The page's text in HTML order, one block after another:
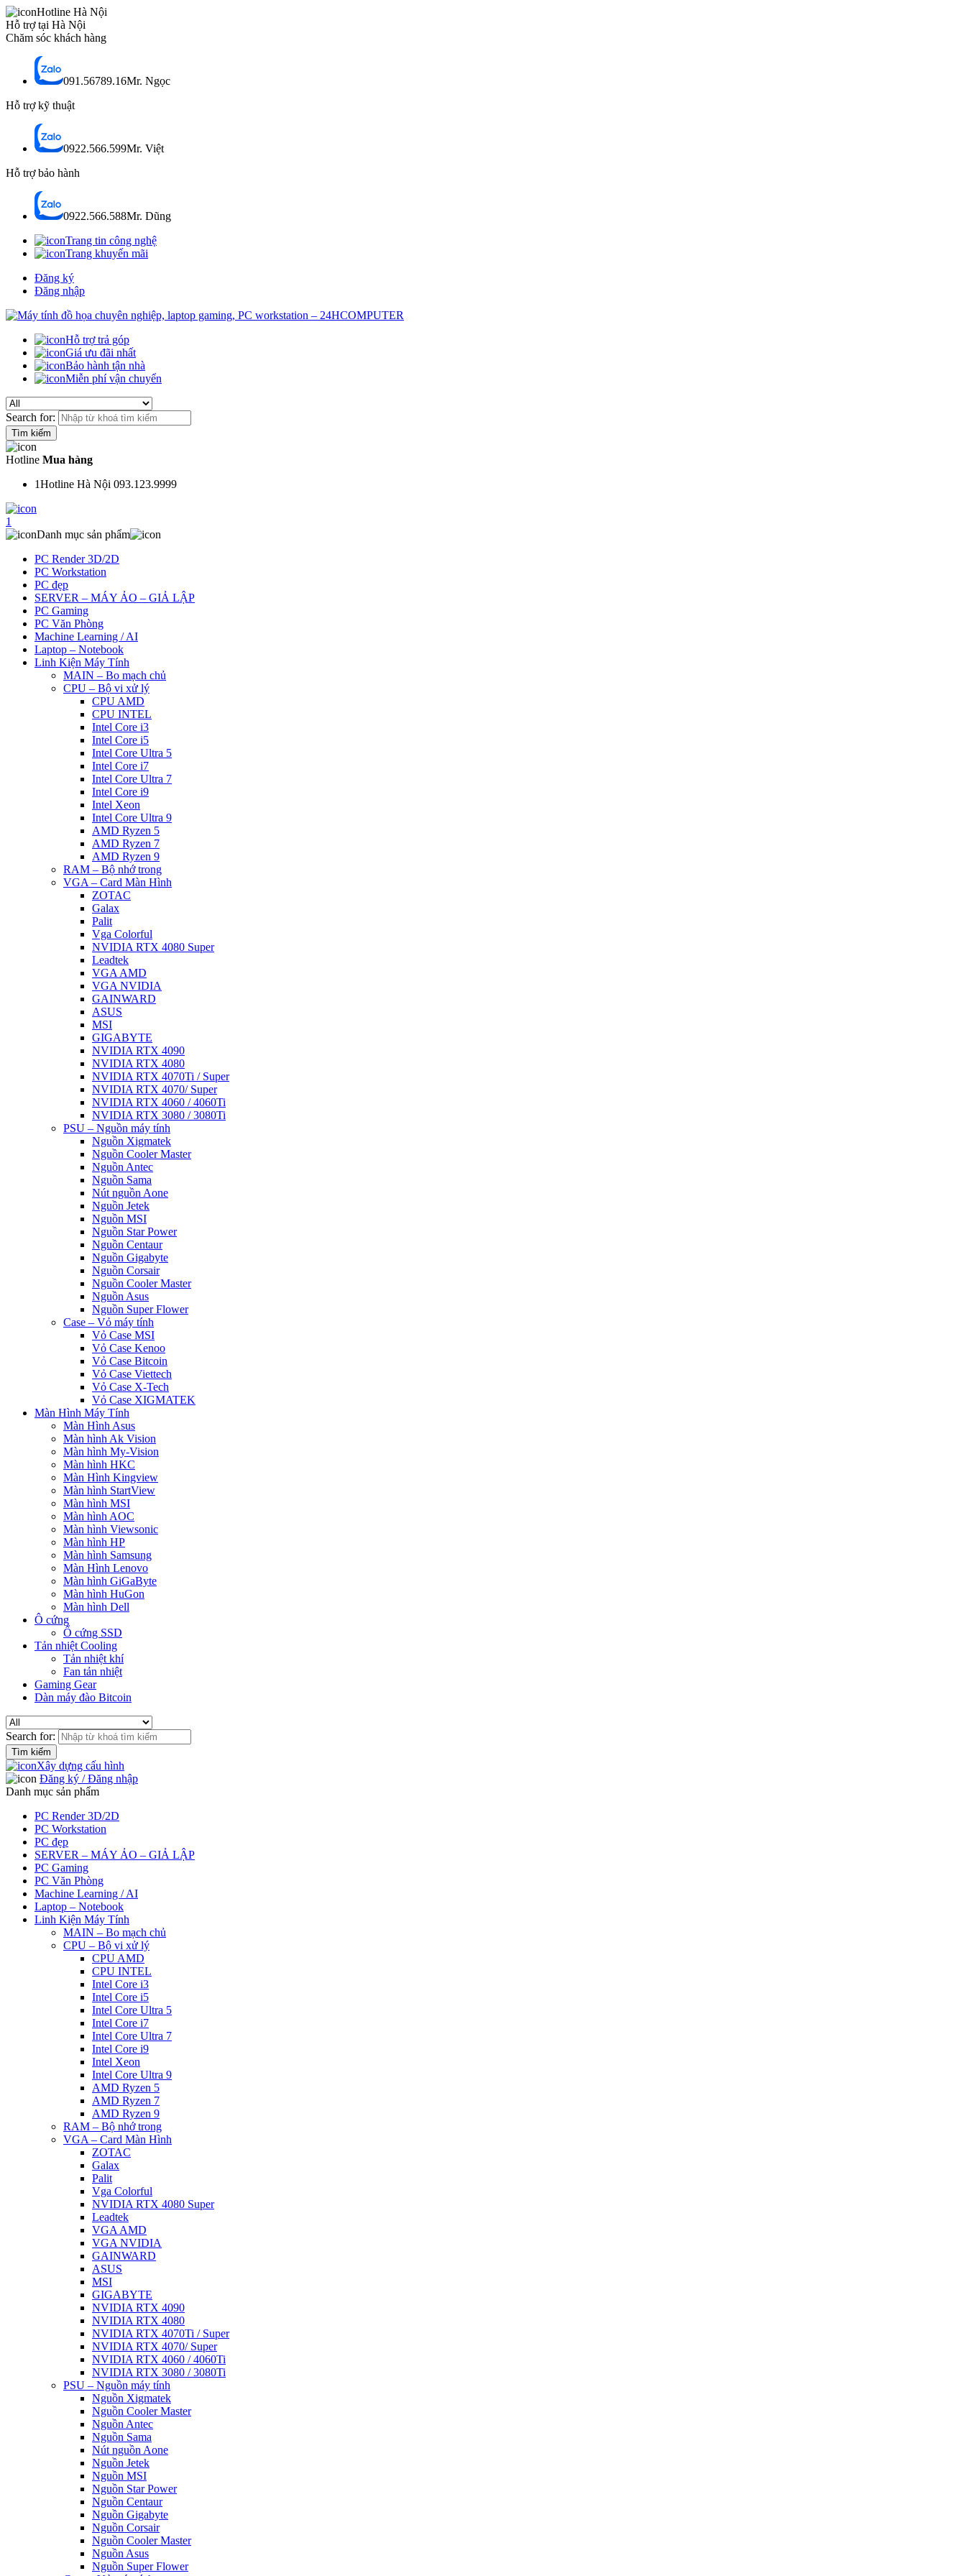
Hotline Hà Nội
Hỗ trợ tại Hà Nội
Chăm sóc khách hàng
091.56789.16Mr. Ngọc
Hỗ trợ kỹ thuật
0922.566.599Mr. Việt
Hỗ trợ bảo hành
0922.566.588Mr. Dũng
Trang tin công nghệ
Trang khuyến mãi
Đăng ký
Đăng nhập
Hỗ trợ trả góp
Giá ưu đãi nhất
Bảo hành tận nhà
Miễn phí vận chuyển
Search for:
Hotline Mua hàng
1Hotline Hà Nội 093.123.9999
1
Danh mục sản phẩm
PC Render 3D/2D
PC Workstation
PC đẹp
SERVER – MÁY ẢO – GIẢ LẬP
PC Gaming
PC Văn Phòng
Machine Learning / AI
Laptop – Notebook
Linh Kiện Máy Tính
MAIN – Bo mạch chủ
CPU – Bộ vi xử lý
CPU AMD
CPU INTEL
Intel Core i3
Intel Core i5
Intel Core Ultra 5
Intel Core i7
Intel Core Ultra 7
Intel Core i9
Intel Xeon
Intel Core Ultra 9
AMD Ryzen 5
AMD Ryzen 7
AMD Ryzen 9
RAM – Bộ nhớ trong
VGA – Card Màn Hình
ZOTAC
Galax
Palit
Vga Colorful
NVIDIA RTX 4080 Super
Leadtek
VGA AMD
VGA NVIDIA
GAINWARD
ASUS
MSI
GIGABYTE
NVIDIA RTX 4090
NVIDIA RTX 4080
NVIDIA RTX 4070Ti / Super
NVIDIA RTX 4070/ Super
NVIDIA RTX 4060 / 4060Ti
NVIDIA RTX 3080 / 3080Ti
PSU – Nguồn máy tính
Nguồn Xigmatek
Nguồn Cooler Master
Nguồn Antec
Nguồn Sama
Nút nguồn Aone
Nguồn Jetek
Nguồn MSI
Nguồn Star Power
Nguồn Centaur
Nguồn Gigabyte
Nguồn Corsair
Nguồn Cooler Master
Nguồn Asus
Nguồn Super Flower
Case – Vỏ máy tính
Vỏ Case MSI
Vỏ Case Kenoo
Vỏ Case Bitcoin
Vỏ Case Viettech
Vỏ Case X-Tech
Vỏ Case XIGMATEK
Màn Hình Máy Tính
Màn Hình Asus
Màn hình Ak Vision
Màn hình My-Vision
Màn hình HKC
Màn Hình Kingview
Màn hình StartView
Màn hình MSI
Màn hình AOC
Màn hình Viewsonic
Màn hình HP
Màn hình Samsung
Màn Hình Lenovo
Màn hình GiGaByte
Màn hình HuGon
Màn hình Dell
Ô cứng
Ổ cứng SSD
Tản nhiệt Cooling
Tản nhiệt khí
Fan tản nhiệt
Gaming Gear
Dàn máy đào Bitcoin
Search for:
Xây dựng cấu hình
Đăng ký / Đăng nhập
Danh mục sản phẩm
PC Render 3D/2D
PC Workstation
PC đẹp
SERVER – MÁY ẢO – GIẢ LẬP
PC Gaming
PC Văn Phòng
Machine Learning / AI
Laptop – Notebook
Linh Kiện Máy Tính
MAIN – Bo mạch chủ
CPU – Bộ vi xử lý
CPU AMD
CPU INTEL
Intel Core i3
Intel Core i5
Intel Core Ultra 5
Intel Core i7
Intel Core Ultra 7
Intel Core i9
Intel Xeon
Intel Core Ultra 9
AMD Ryzen 5
AMD Ryzen 7
AMD Ryzen 9
RAM – Bộ nhớ trong
VGA – Card Màn Hình
ZOTAC
Galax
Palit
Vga Colorful
NVIDIA RTX 4080 Super
Leadtek
VGA AMD
VGA NVIDIA
GAINWARD
ASUS
MSI
GIGABYTE
NVIDIA RTX 4090
NVIDIA RTX 4080
NVIDIA RTX 4070Ti / Super
NVIDIA RTX 4070/ Super
NVIDIA RTX 4060 / 4060Ti
NVIDIA RTX 3080 / 3080Ti
PSU – Nguồn máy tính
Nguồn Xigmatek
Nguồn Cooler Master
Nguồn Antec
Nguồn Sama
Nút nguồn Aone
Nguồn Jetek
Nguồn MSI
Nguồn Star Power
Nguồn Centaur
Nguồn Gigabyte
Nguồn Corsair
Nguồn Cooler Master
Nguồn Asus
Nguồn Super Flower